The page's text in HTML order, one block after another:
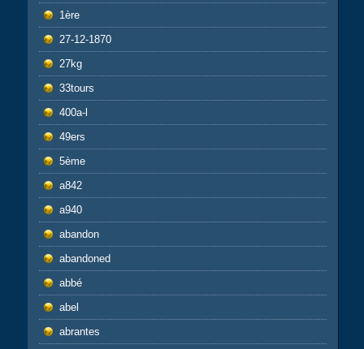
1ère
27-12-1870
27kg
33tours
400a-l
49ers
5ème
a842
a940
abandon
abandoned
abbé
abel
abrantes